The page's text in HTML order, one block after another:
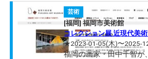
芸術
[福岡] 福岡市美術館
コレクション展 近現代美
ている壁画》」
★2023-01-05(木)〜2025-
福岡の画家・田中千智が